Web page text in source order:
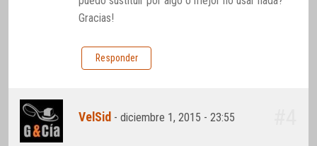
Gracias!
Responder
VelSid -diciembre 1, 2015 - 23:55